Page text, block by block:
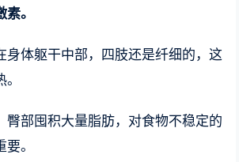
。
身体躯干中部，四肢还是纤细的，这
臀部囤积大量脂肪，对食物不稳定的
。